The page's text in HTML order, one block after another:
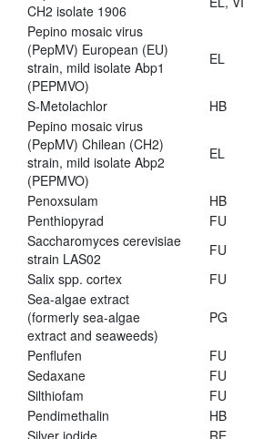
CH2 isolate 1906
Pepino mosaic virus
(PepMV) European (EU)
strain, mild isolate Abp1
(PEPMVO)
EL
S-Metolachlor HB
Pepino mosaic virus
(PepMV) Chilean (CH2)
strain, mild isolate Abp2
(PEPMVO)
EL
Penoxsulam HB
Penthiopyrad
FU
Saccharomyces cerevisiae
strain LAS02
FU
Salix spp. cortex
FU
Sea-algae extract
(formerly sea-algae
extract and seaweeds)
PG
Penflufen
FU
Sedaxane
FU
Silthiofam
FU
Pendimethalin
HB